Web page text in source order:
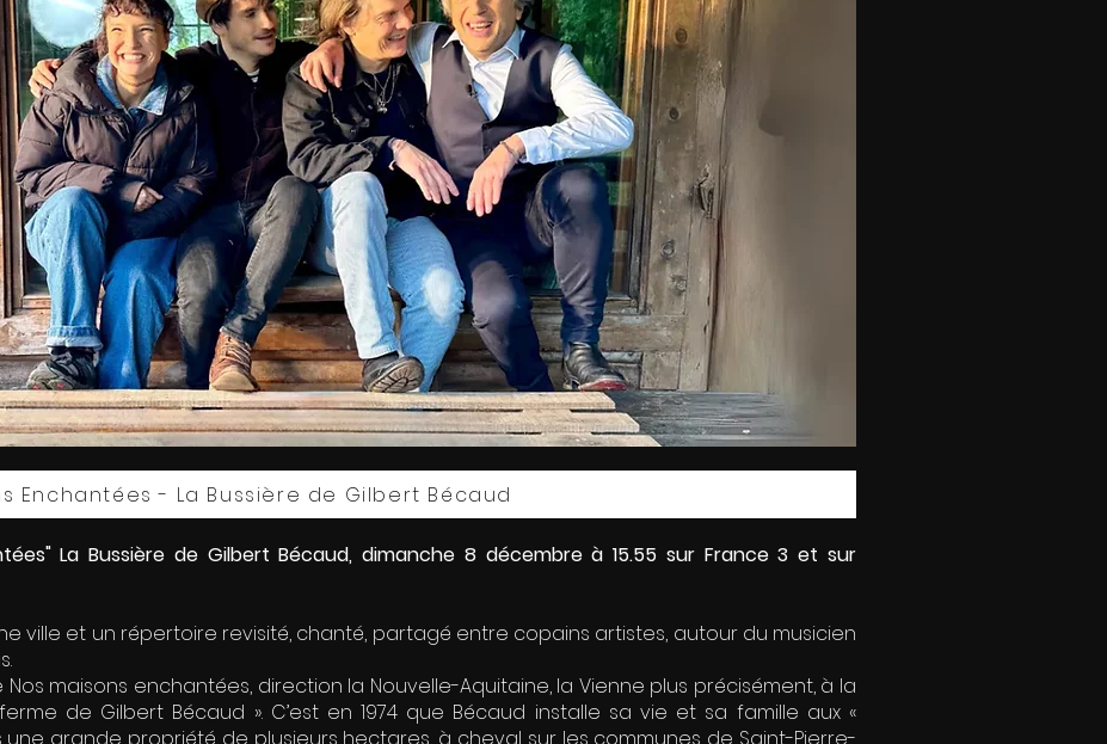
Enchantées - La Bussière de Gilbert Bécaud
La Bussière de Gilbert Bécaud, dimanche 8 décembre à 15.55 sur France 3 et sur
ville et un répertoire revisité, chanté, partagé entre copains artistes, autour du musicien
Nos maisons enchantées, direction la Nouvelle-Aquitaine, la Vienne plus précisément, à la
de Gilbert Bécaud ». C’est en 1974 que Bécaud installe sa vie et sa famille aux «